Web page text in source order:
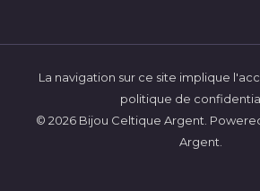
La navigation sur ce site implique
politique de
© 2026 Bijou Celtique Argent.
Argent.